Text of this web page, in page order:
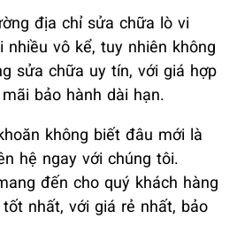
địa chỉ sửa chữa lò vi
nhiều vô kể, tuy nhiên không
sửa chữa uy tín, với giá hợp
bảo hành dài hạn.
không biết đâu mới là
hệ ngay với chúng tôi.
đến cho quý khách hàng
nhất, với giá rẻ nhất, bảo